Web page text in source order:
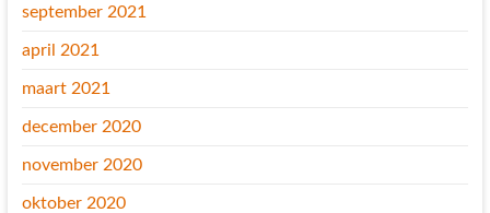
september 2021
april 2021
maart 2021
december 2020
november 2020
oktober 2020